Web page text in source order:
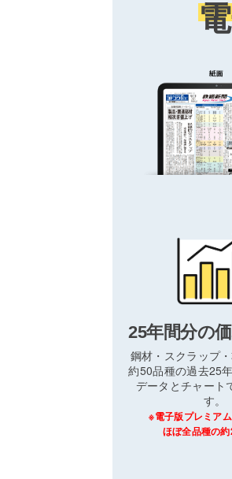
25年間分の
鋼材・スクラップ
約50品種の過去25
データとチャート
す。
※電子版プレミア
ほぼ全品種の